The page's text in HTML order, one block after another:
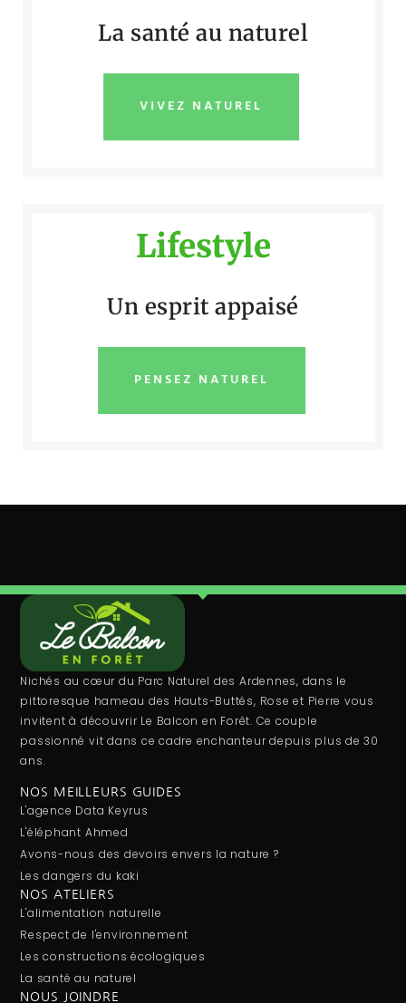
La santé au naturel
VIVEZ NATUREL
Lifestyle
Un esprit appaisé
PENSEZ NATUREL
Nichés au cœur du Parc Naturel des Ardennes, dans le
pittoresque hameau des Hauts-Buttés, Rose et Pierre vous
invitent à découvrir Le Balcon en Forêt. Ce couple
passionné vit dans ce cadre enchanteur depuis plus de 30
ans.
NOS MEILLEURS GUIDES
L'agence Data Keyrus
L'éléphant Ahmed
Avons-nous des devoirs envers la nature ?
Les dangers du kaki
NOS ATELIERS
L'alimentation naturelle
Respect de l'environnement
Les constructions écologiques
La santé au naturel
NOUS JOINDRE